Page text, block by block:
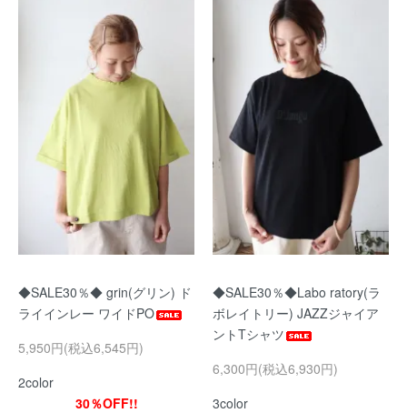
◆SALE30％◆ grin(グリン) ド
ライインレー ワイドPO
5,950円(税込6,545円)
2color
30％OFF!!
◆SALE30％◆Labo ratory(ラ
ボレイトリー) JAZZジャイア
ントTシャツ
6,300円(税込6,930円)
3color